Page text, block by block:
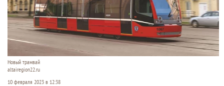
Новый трамвай
altairegion22.ru
10 февраля 2023 в 12:38